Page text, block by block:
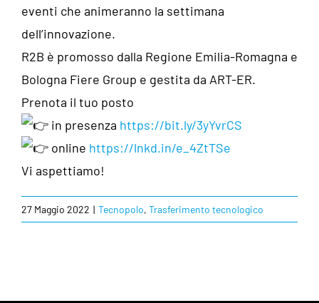
eventi che animeranno la settimana
dell’innovazione.
R2B è promosso dalla Regione Emilia-Romagna e
Bologna Fiere Group e gestita da ART-ER.
Prenota il tuo posto
in presenza https://bit.ly/3yYvrCS
online https://lnkd.in/e_4ZtTSe
Vi aspettiamo!
27 Maggio 2022 | Tecnopolo, Trasferimento tecnologico